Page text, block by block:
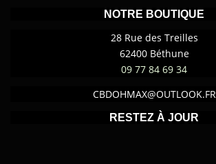
NOTRE BOUTIQUE
28 Rue des Treilles
62400 Béthune
09 77 84 69 34
CBDOHMAX@OUTLOOK.FR
RESTEZ À JOUR